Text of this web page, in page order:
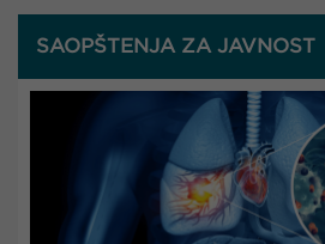
SAOPŠTENJA ZA JAVNOST